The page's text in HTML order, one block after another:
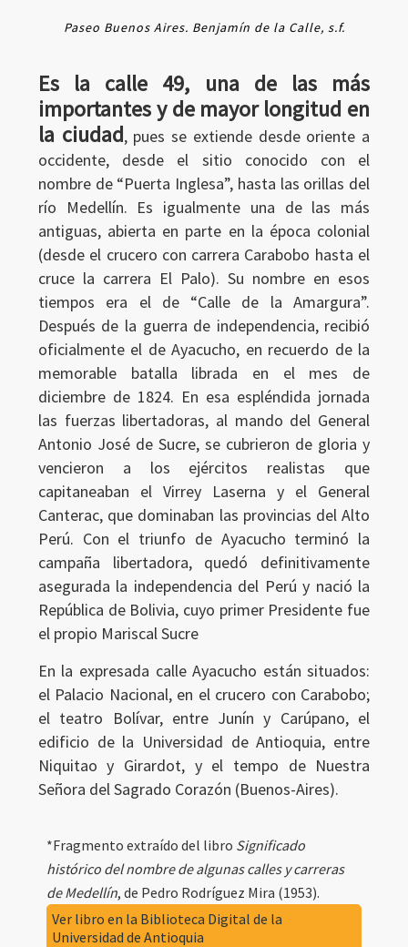
Paseo Buenos Aires. Benjamín de la Calle, s.f.
Es la calle 49, una de las más
importantes y de mayor longitud en
la ciudad, pues se extiende desde oriente a
occidente, desde el sitio conocido con el
nombre de “Puerta Inglesa”, hasta las orillas del
río Medellín. Es igualmente una de las más
antiguas, abierta en parte en la época colonial
(desde el crucero con carrera Carabobo hasta el
cruce la carrera El Palo). Su nombre en esos
tiempos era el de “Calle de la Amargura”.
Después de la guerra de independencia, recibió
oficialmente el de Ayacucho, en recuerdo de la
memorable batalla librada en el mes de
diciembre de 1824. En esa espléndida jornada
las fuerzas libertadoras, al mando del General
Antonio José de Sucre, se cubrieron de gloria y
vencieron a los ejércitos realistas que
capitaneaban el Virrey Laserna y el General
Canterac, que dominaban las provincias del Alto
Perú. Con el triunfo de Ayacucho terminó la
campaña libertadora, quedó definitivamente
asegurada la independencia del Perú y nació la
República de Bolivia, cuyo primer Presidente fue
el propio Mariscal Sucre
En la expresada calle Ayacucho están situados:
el Palacio Nacional, en el crucero con Carabobo;
el teatro Bolívar, entre Junín y Carúpano, el
edificio de la Universidad de Antioquia, entre
Niquitao y Girardot, y el tempo de Nuestra
Señora del Sagrado Corazón (Buenos-Aires).
*Fragmento extraído del libro Significado
histórico del nombre de algunas calles y carreras
de Medellín, de Pedro Rodríguez Mira (1953).
Ver libro en la Biblioteca Digital de la
Universidad de Antioquia
Ingresar